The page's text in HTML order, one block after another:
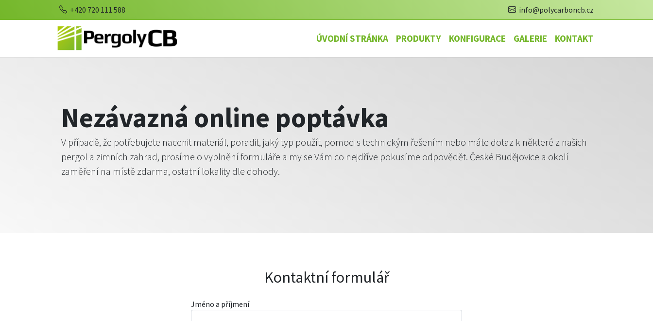
+420 720 111 588 info@polycarboncb.cz
ÚVODNÍ STRÁNKA PRODUKTY KONFIGURACE GALERIE KONTAKT
Nezávazná online poptávka
V případě, že potřebujete nacenit materiál, poradit, jaký typ použít, pomoci s technickým řešením nebo máte dotaz k některé z našich
pergol a zimních zahrad, prosíme o vyplnění formuláře a my se Vám co nejdříve pokusíme odpovědět. České Budějovice a okolí
zaměření na místě zdarma, ostatní lokality dle dohody.
Kontaktní formulář
Jméno a příjmení